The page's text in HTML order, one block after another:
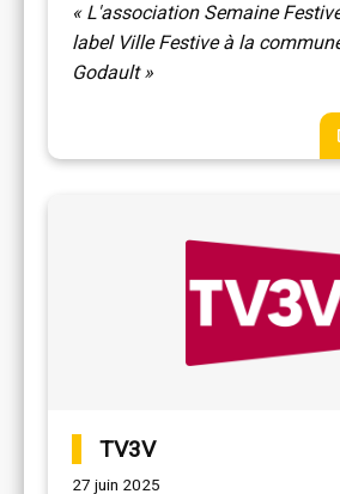
« L'association Semaine
label Ville Festive à la
Godault »
TV3V
27 juin 2025